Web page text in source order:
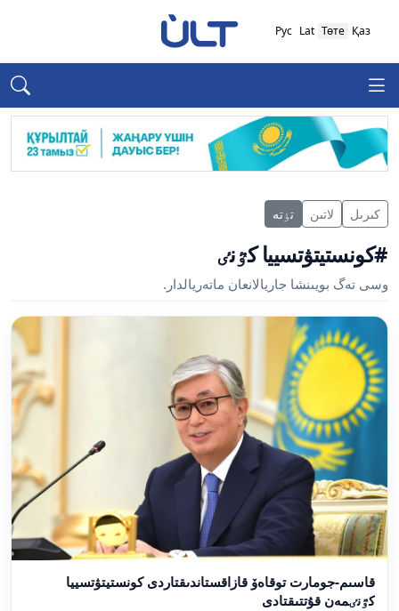
Қаз
Төте
Lat
Рус
كىرىل لاتىن تٶتە
#كونستيتۋتسييا كٷنٸ
وسى تەگ بويىنشا جاريالانعان ماتەريالدار.
قاسىم-جومارت توقاەۆ قازاقستاندىقتاردى كونستيتۋتسييا
كٷنٸمەن قۇتتىقتادى